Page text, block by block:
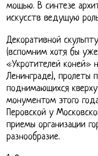
мощью. В синтезе
искусств ведущую
Декоративной
(вспомним хотя бы
«Укротителей коней»
Ленинграде), пролеты
поднимающихся
монументом этого
Перовской у
приемы организации
разнообразие.